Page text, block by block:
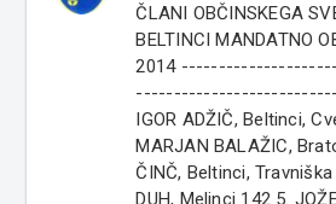
ČLANI OBČINSKEGA
BELTINCI MANDATNO
2014
IGOR ADŽIČ, Beltinci,
MARJAN BALAŽIC,
ČINČ, Beltinci,
DUH, Melinci 142 5.